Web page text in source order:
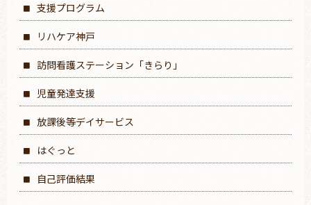
支援プログラム
リハケア神戸
訪問看護ステーション「きらり」
児童発達支援
放課後等デイサービス
はぐっと
自己評価結果